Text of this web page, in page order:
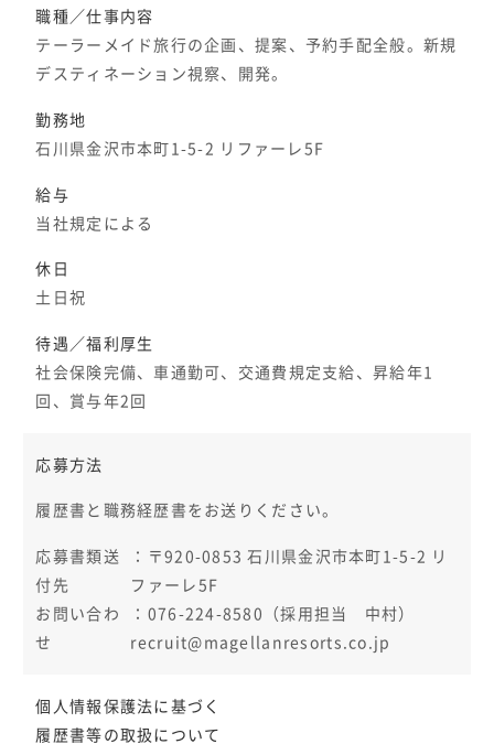
職種／仕事内容
テーラーメイド旅行の企画、提案、予約手配全般。新規
デスティネーション視察、開発。
勤務地
石川県金沢市本町1-5-2 リファーレ5F
給与
当社規定による
休日
土日祝
待遇／福利厚生
社会保険完備、車通勤可、交通費規定支給、昇給年1
回、賞与年2回
応募方法
履歴書と職務経歴書をお送りください。
応募書類送
付先
：〒920-0853 石川県金沢市本町1-5-2 リ
ファーレ5F
お問い合わ
せ
：076-224-8580（採用担当 中村）
recruit@magellanresorts.co.jp
個人情報保護法に基づく
履歴書等の取扱について